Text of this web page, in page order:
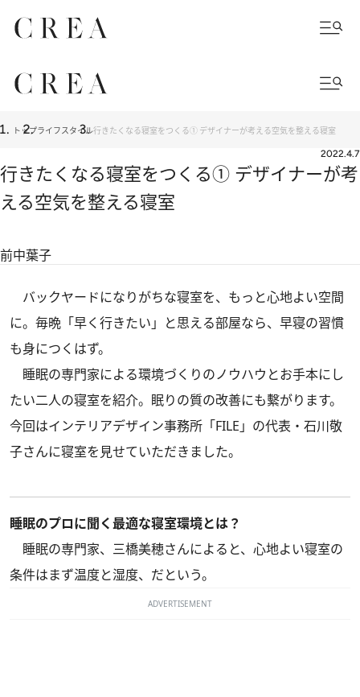
トップライフスタイル行きたくなる寝室をつくる① デザイナーが考える空気を整える寝室
2022.4.7
行きたくなる寝室をつくる① デザイナーが考
える空気を整える寝室
前中葉子
バックヤードになりがちな寝室を、もっと心地よい空間
に。毎晩「早く行きたい」と思える部屋なら、早寝の習慣
も身につくはず。
睡眠の専門家による環境づくりのノウハウとお手本にし
たい二人の寝室を紹介。眠りの質の改善にも繫がります。
今回はインテリアデザイン事務所「FILE」の代表・石川敬
子さんに寝室を見せていただきました。
睡眠のプロに聞く最適な寝室環境とは？
睡眠の専門家、三橋美穂さんによると、心地よい寝室の
条件はまず温度と湿度、だという。
ADVERTISEMENT